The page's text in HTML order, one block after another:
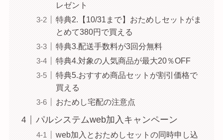
レゼント
特典2.【10/31まで】おためしセットがま
とめて380円で買える
特典3.配送手数料が3回分無料
特典4.対象の人気商品が最大20％OFF
特典5.おすすめ商品セットが割引価格で
買える
おためし宅配の注意点
パルシステムweb加入キャンペーン
web加入とおためしセットの同時申し込